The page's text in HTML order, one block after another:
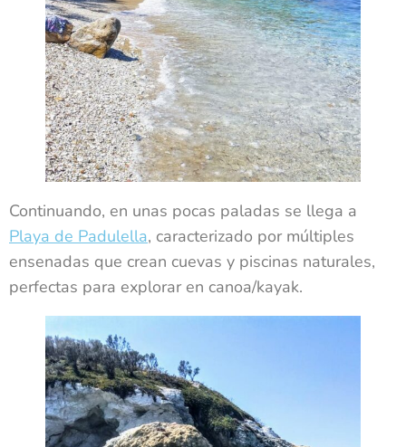
Continuando, en unas pocas paladas se llega a
Playa de Padulella, caracterizado por múltiples
ensenadas que crean cuevas y piscinas naturales,
perfectas para explorar en canoa/kayak.